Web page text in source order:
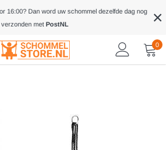
16:00? Dan word uw schommel dezelfde dag nog
verzonden met PostNL ×
0